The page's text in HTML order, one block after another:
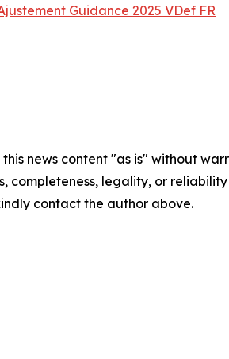
Guidance 2025 VDef FR
this news content "as is" without
completeness, legality, or
contact the author above.